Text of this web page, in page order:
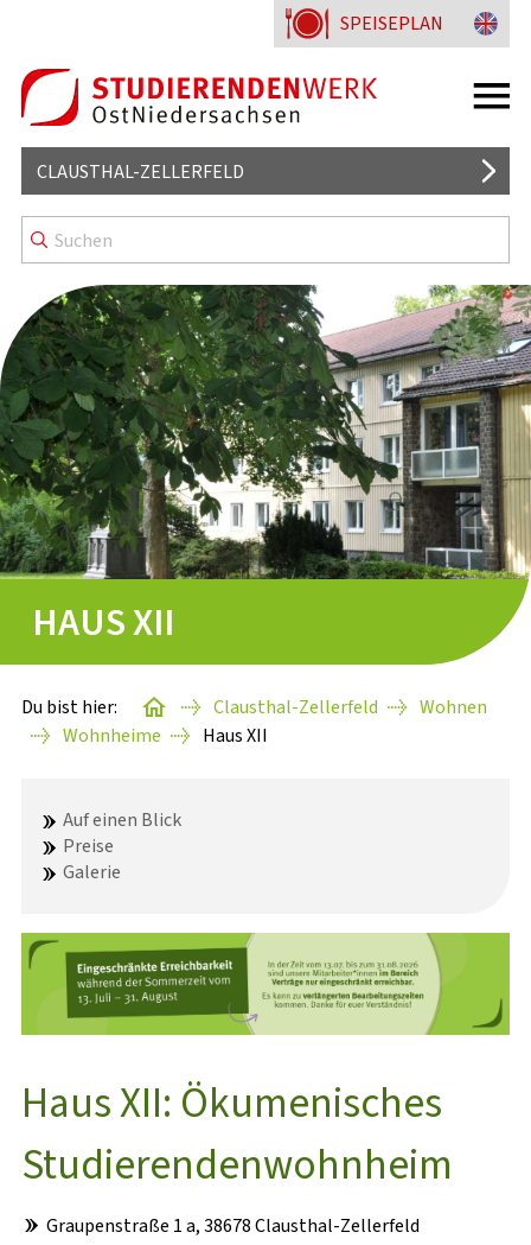
CLAUSTHAL-ZELLERFELD
MENSA
WISSENSWERTES
KENNZEICHNUNG & MENÜLINIEN
WOHNHEIME
STARTERPAKETE
GÄSTEAPARTMENTS
WISSENSWERTES
BAFÖG-ANTRAG
STUDIENSTARTHILFE
SACHBEARBEITUNG
WISSENSWERTES
STUDIENFINANZIERUNGSBERATUNG
PSYCHOTHERAPEUTISCHE
SPEISEPLAN
HAUS XII
Du bist hier: Clausthal-Zellerfeld
Wohnen
Wohnheime
Haus XII
Auf einen Blick
Preise
Galerie
Haus XII: Ökumenisches
Studierendenwohnheim
Graupenstraße 1 a, 38678 Clausthal-Zellerfeld